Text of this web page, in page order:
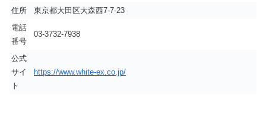
住所
東京都大田区大森西7-7-23
電話
番号
03-3732-7938
公式
サイ
ト
https://www.white-ex.co.jp/